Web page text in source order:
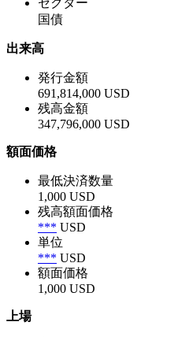
国債
出来高
発行金額
691,814,000 USD
残高金額
347,796,000 USD
額面価格
最低決済数量
1,000 USD
残高額面価格
*** USD
単位
*** USD
額面価格
1,000 USD
上場